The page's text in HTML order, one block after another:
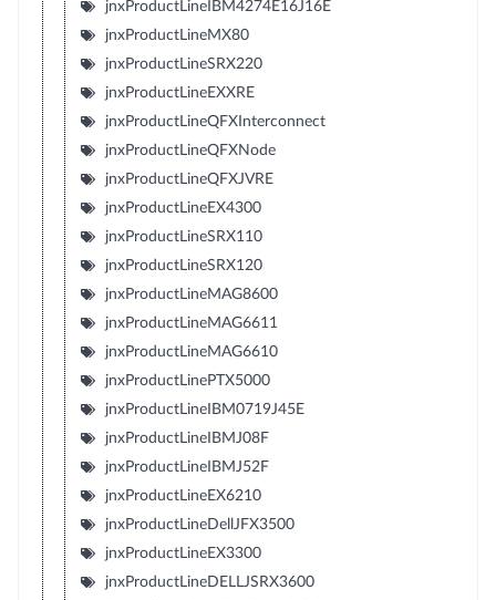
jnxProductLineIBM4274E16J16E
jnxProductLineMX80
jnxProductLineSRX220
jnxProductLineEXXRE
jnxProductLineQFXInterconnect
jnxProductLineQFXNode
jnxProductLineQFXJVRE
jnxProductLineEX4300
jnxProductLineSRX110
jnxProductLineSRX120
jnxProductLineMAG8600
jnxProductLineMAG6611
jnxProductLineMAG6610
jnxProductLinePTX5000
jnxProductLineIBM0719J45E
jnxProductLineIBMJ08F
jnxProductLineIBMJ52F
jnxProductLineEX6210
jnxProductLineDellJFX3500
jnxProductLineEX3300
jnxProductLineDELLJSRX3600